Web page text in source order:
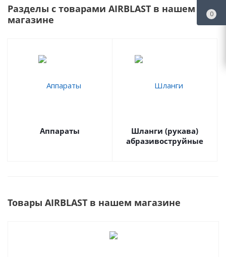
Разделы с товарами AIRBLAST в нашем
магазине
Аппараты
Шланги (рукава)
абразивоструйные
Товары AIRBLAST в нашем магазине
0